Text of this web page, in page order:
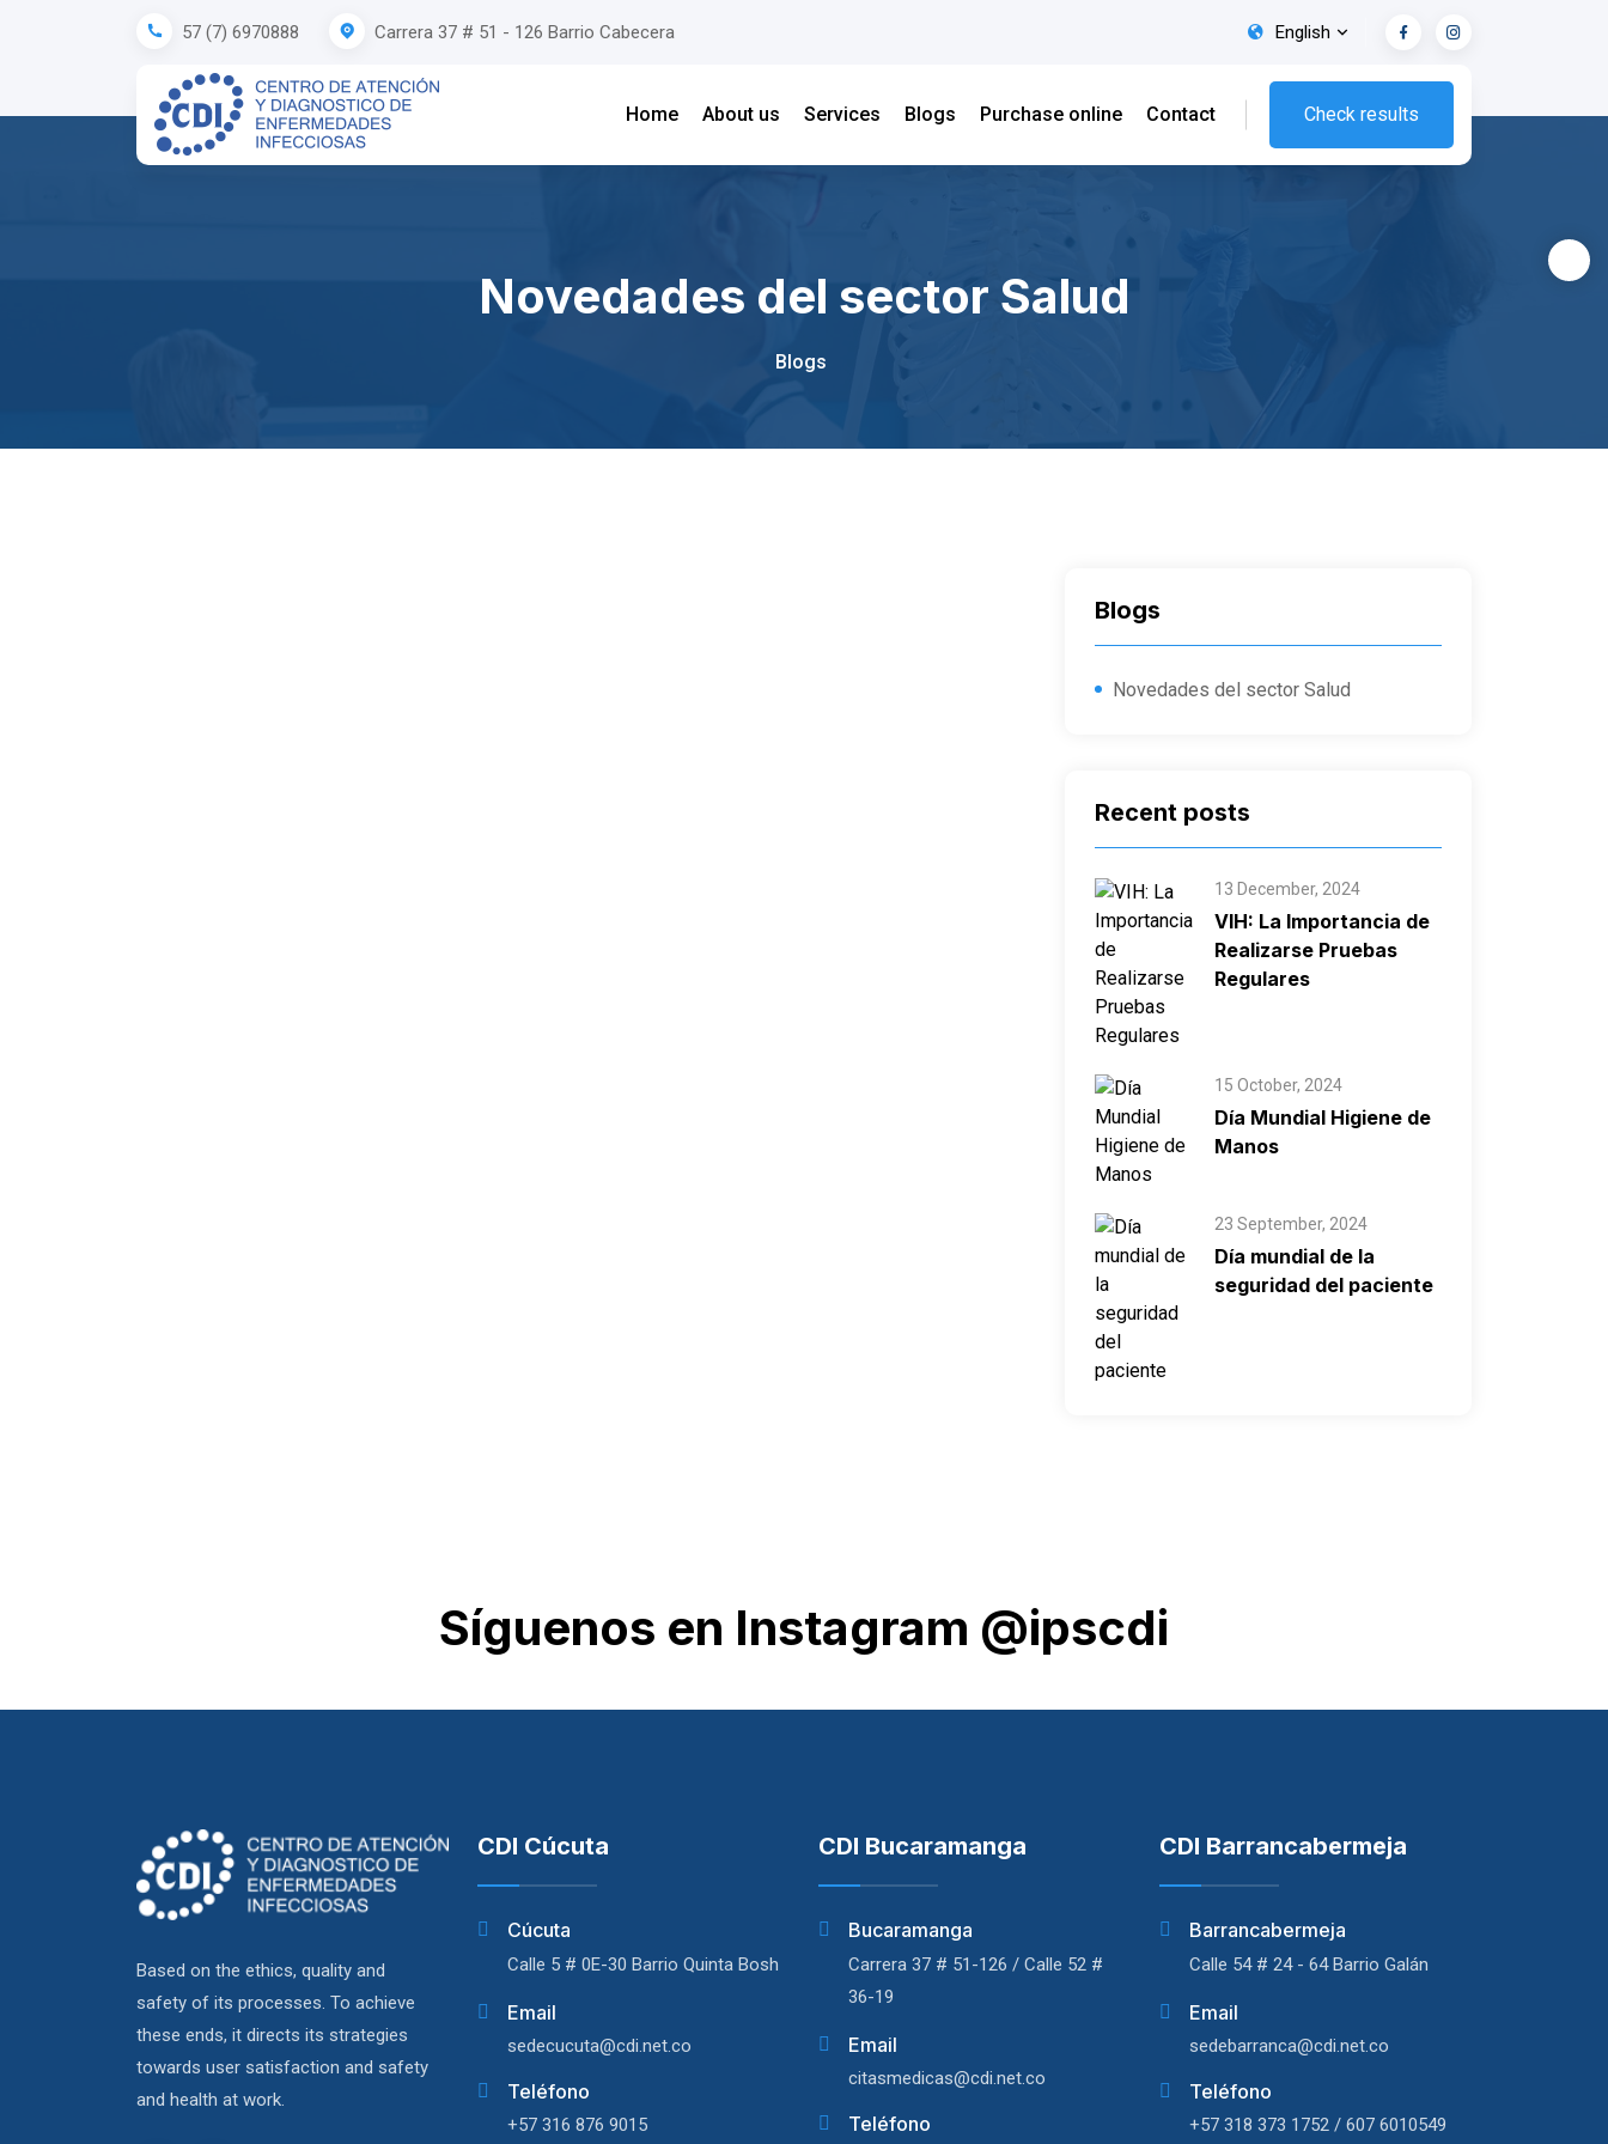
57 (7) 6970888 Carrera 37 # 51 - 126 Barrio Cabecera English
Home About us Services Blogs Purchase online Contact Check results
Novedades del sector Salud
Blogs
Blogs
Novedades del sector Salud
Recent posts
13 December, 2024
VIH: La Importancia de
Realizarse Pruebas
Regulares
15 October, 2024
Día Mundial Higiene de
Manos
23 September, 2024
Día mundial de la
seguridad del paciente
Síguenos en Instagram @ipscdi
Based on the ethics, quality and
safety of its processes. To achieve
these ends, it directs its strategies
towards user satisfaction and safety
and health at work.
CDI Cúcuta
Cúcuta
Calle 5 # 0E-30 Barrio Quinta Bosh
Email
sedecucuta@cdi.net.co
Teléfono
+57 316 876 9015
CDI Bucaramanga
Bucaramanga
Carrera 37 # 51-126 / Calle 52 #
36-19
Email
citasmedicas@cdi.net.co
Teléfono
CDI Barrancabermeja
Barrancabermeja
Calle 54 # 24 - 64 Barrio Galán
Email
sedebarranca@cdi.net.co
Teléfono
+57 318 373 1752 / 607 6010549